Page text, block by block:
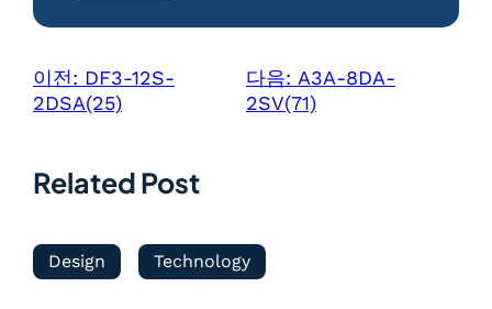
이전: DF3-12S-
2DSA(25)
다음: A3A-8DA-
2SV(71)
Related Post
Design Technology